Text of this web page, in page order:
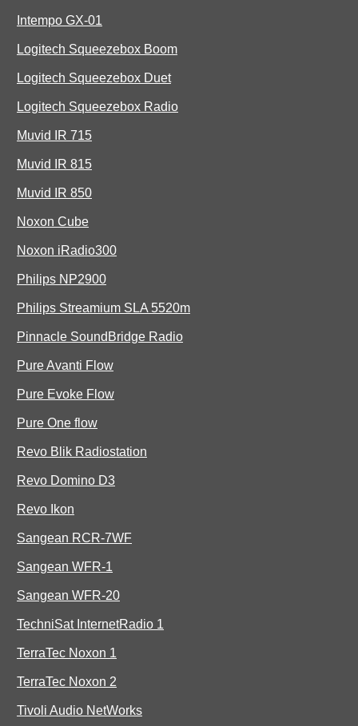
Intempo GX-01
Logitech Squeezebox Boom
Logitech Squeezebox Duet
Logitech Squeezebox Radio
Muvid IR 715
Muvid IR 815
Muvid IR 850
Noxon Cube
Noxon iRadio300
Philips NP2900
Philips Streamium SLA 5520m
Pinnacle SoundBridge Radio
Pure Avanti Flow
Pure Evoke Flow
Pure One flow
Revo Blik Radiostation
Revo Domino D3
Revo Ikon
Sangean RCR-7WF
Sangean WFR-1
Sangean WFR-20
TechniSat InternetRadio 1
TerraTec Noxon 1
TerraTec Noxon 2
Tivoli Audio NetWorks